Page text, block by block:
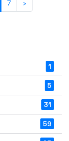
7 ›
1
5
31
59